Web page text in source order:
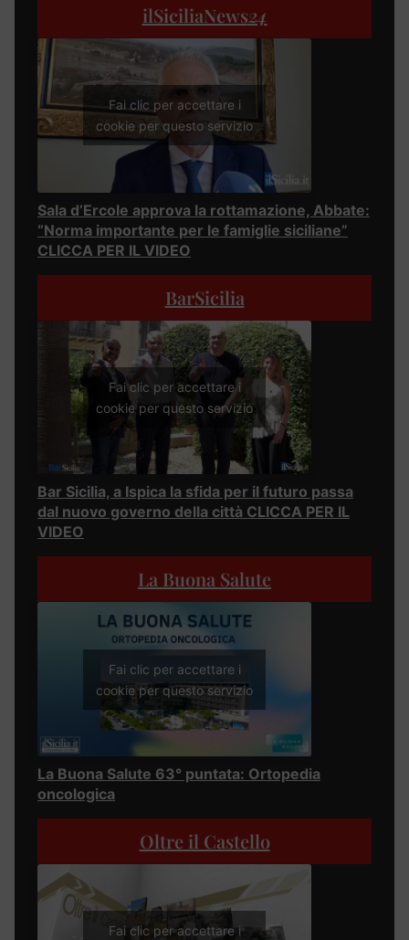
ilSiciliaNews24
Fai clic per accettare i
cookie per questo servizio
Sala d’Ercole approva la rottamazione, Abbate:
“Norma importante per le famiglie siciliane”
CLICCA PER IL VIDEO
BarSicilia
Fai clic per accettare i
cookie per questo servizio
Bar Sicilia, a Ispica la sfida per il futuro passa
dal nuovo governo della città CLICCA PER IL
VIDEO
La Buona Salute
Fai clic per accettare i
cookie per questo servizio
La Buona Salute 63° puntata: Ortopedia
oncologica
Oltre il Castello
Fai clic per accettare i